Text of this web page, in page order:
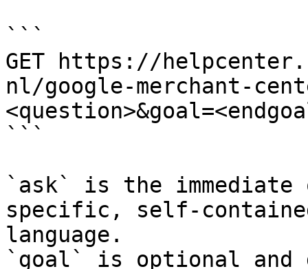
```
GET https://
nl/google-merchant-
```
`ask` is the
specific, self-
language.
`goal` is optional and